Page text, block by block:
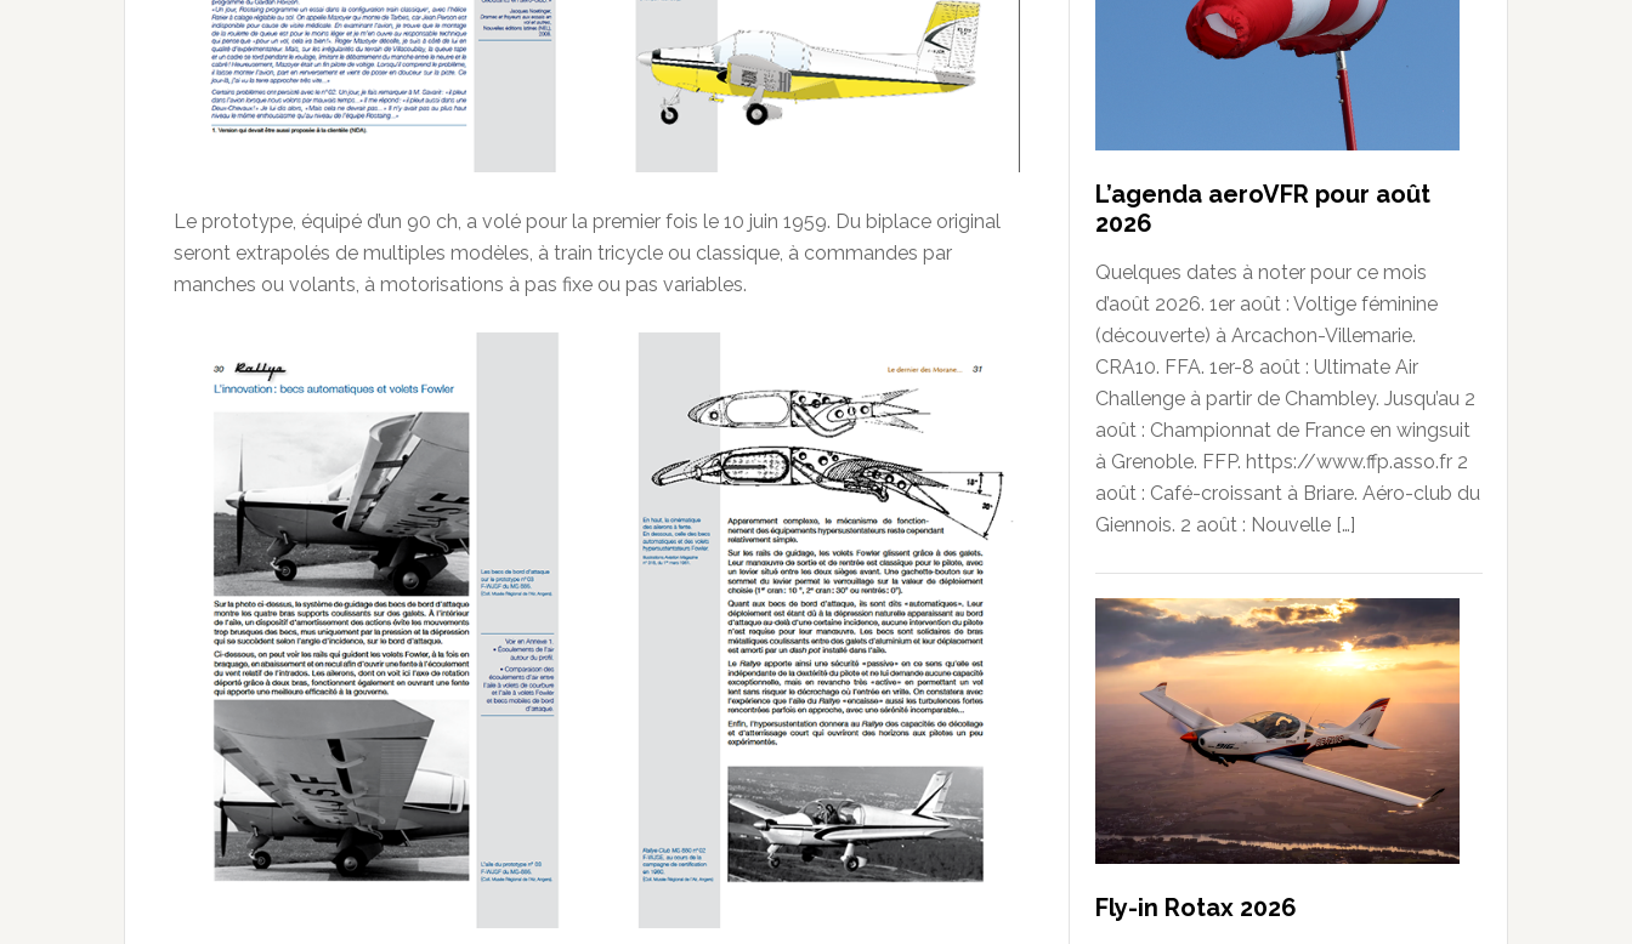
Le prototype, équipé d’un 90 ch, a volé pour la premier fois le 10 juin 1959. Du biplace original
seront extrapolés de multiples modèles, à train tricycle ou classique, à commandes par
manches ou volants, à motorisations à pas fixe ou pas variables.
L’agenda aeroVFR pour août
2026
Quelques dates à noter pour ce mois
d’août 2026. 1er août : Voltige féminine
(découverte) à Arcachon-Villemarie.
CRA10. FFA. 1er-8 août : Ultimate Air
Challenge à partir de Chambley. Jusqu’au 2
août : Championnat de France en wingsuit
à Grenoble. FFP. https://www.ffp.asso.fr 2
août : Café-croissant à Briare. Aéro-club du
Giennois. 2 août : Nouvelle […]
Fly-in Rotax 2026